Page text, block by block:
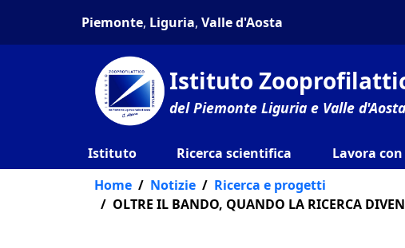
Piemonte, Liguria, Valle d'Aosta
Istituto
del Piemonte Liguria e Valle d'Aosta
Istituto Ricerca scientifica Lavora
Home
Notizie
Ricerca e progetti
OLTRE IL BANDO, QUANDO LA RICERCA